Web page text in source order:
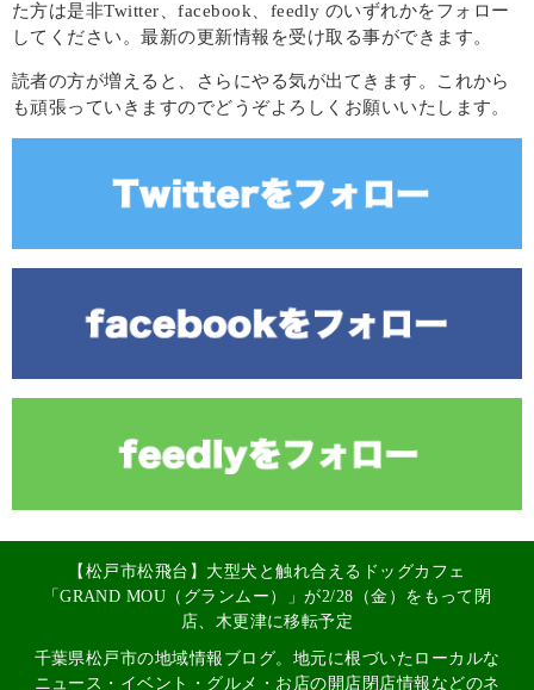
た方は是非Twitter、facebook、feedly のいずれかをフォロー
してください。最新の更新情報を受け取る事ができます。
読者の方が増えると、さらにやる気が出てきます。これから
も頑張っていきますのでどうぞよろしくお願いいたします。
【松戸市松飛台】大型犬と触れ合えるドッグカフェ
「GRAND MOU（グランムー）」が2/28（金）をもって閉
店、木更津に移転予定
千葉県松戸市の地域情報ブログ。地元に根づいたローカルな
ニュース・イベント・グルメ・お店の開店閉店情報などのネ